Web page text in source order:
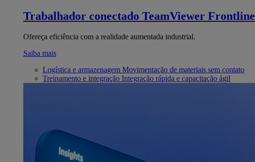
Trabalhador conectado TeamViewer Frontline
Ofereça eficiência com a realidade aumentada industrial.
Saiba mais
Logística e armazenagem Movimentação de materiais sem contato
Treinamento e integração Integração rápida e capacitação ágil